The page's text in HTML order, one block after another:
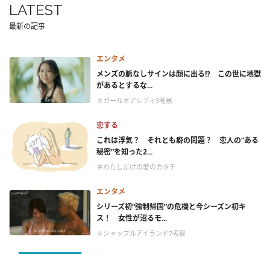
LATEST
最新の記事
エンタメ
メンズの脈なしサインは顔に出る!? この世に地獄
があるとするな...
＃ガールオアレディ3考察
恋する
これは浮気？ それとも癖の問題？ 恋人の“ある
秘密”を知った2...
＃わたしだけの愛のカタチ
エンタメ
シリーズ初“強制帰国”の危機と今シーズン初キ
ス！ 女性が沼るモ...
＃シャッフルアイランド7考察